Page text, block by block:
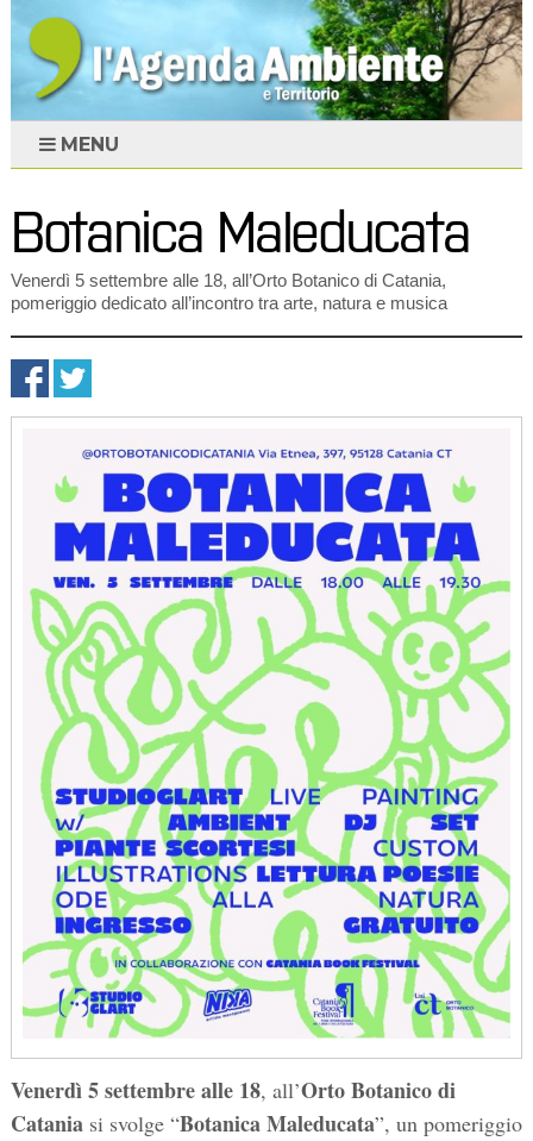
MENU
Botanica Maleducata
Venerdì 5 settembre alle 18, all’Orto Botanico di Catania,
pomeriggio dedicato all’incontro tra arte, natura e musica
Venerdì 5 settembre alle 18, all’Orto Botanico di
Cataniasi svolge “Botanica Maleducata”, un pomeriggio